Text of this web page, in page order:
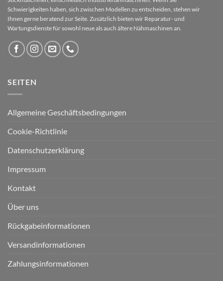
Schwierigkeiten haben, sich zwischen Modellen zu entscheiden, stehen wir
Ihnen gerne beratend zur Seite. Zusätzlich bieten wir Reparatur- und
Wartungsdienste für sowohl neue als auch ältere Nähmaschinen an.
SEITEN
Allgemeine Geschäftsbedingungen
Cookie-Richtlinie
Datenschutzerklärung
Impressum
Kontakt
Über uns
Rückgabeinformationen
Versandinformationen
Zahlungsinformationen